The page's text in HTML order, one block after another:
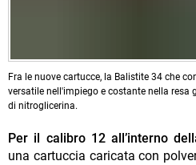
Fra le nuove cartucce, la Balistite 34 che
versatile nell'impiego e costante nella resa
di nitroglicerina.
Per il calibro 12 all’interno
una cartuccia caricata con